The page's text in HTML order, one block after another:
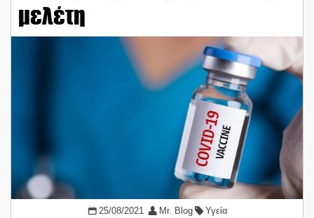
μελέτη
25/08/2021 Mr. Blog Υγεία